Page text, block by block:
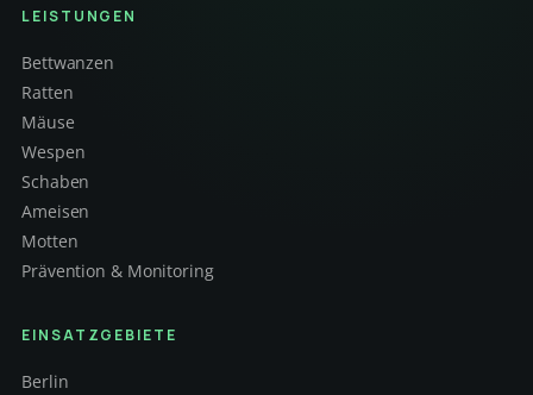
LEISTUNGEN
Bettwanzen
Ratten
Mäuse
Wespen
Schaben
Ameisen
Motten
Prävention & Monitoring
EINSATZGEBIETE
Berlin